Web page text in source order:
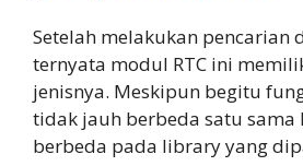
Setelah melakukan pencarian
ternyata modul RTC ini
jenisnya. Meskipun begitu
tidak jauh berbeda satu sama
berbeda pada library yang